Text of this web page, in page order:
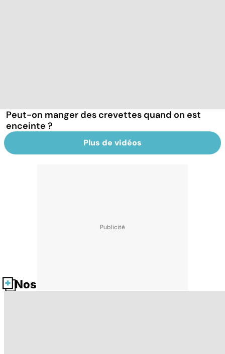
Peut-on manger des crevettes quand on est
enceinte ?
Plus de vidéos
Nos fiches santé